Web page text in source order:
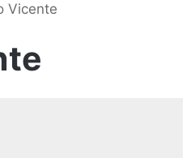
Vicente